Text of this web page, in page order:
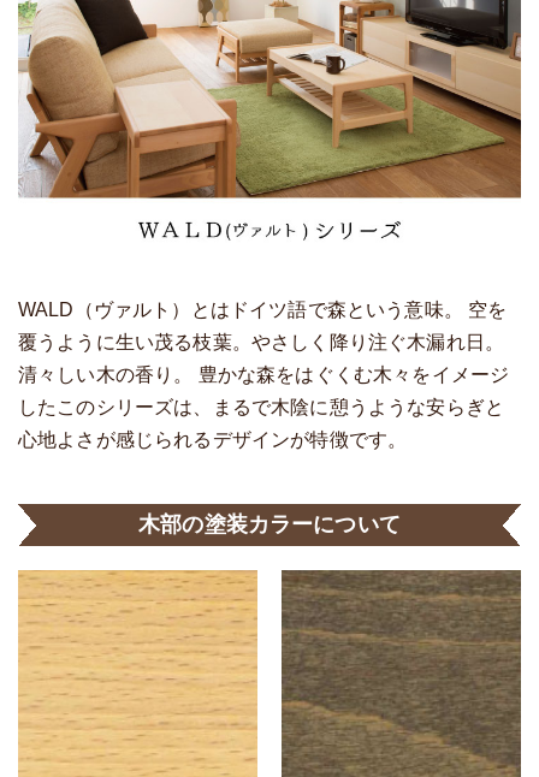
WALD（ヴァルト）とはドイツ語で森という意味。 空を
覆うように生い茂る枝葉。やさしく降り注ぐ木漏れ日。
清々しい木の香り。 豊かな森をはぐくむ木々をイメージ
したこのシリーズは、まるで木陰に憩うような安らぎと
心地よさが感じられるデザインが特徴です。
木部の塗装カラーについて